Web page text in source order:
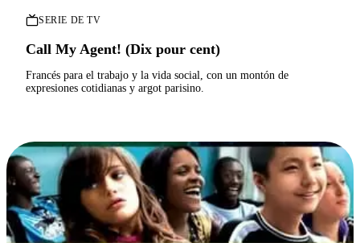
SERIE DE TV
Call My Agent! (Dix pour cent)
Francés para el trabajo y la vida social, con un montón de
expresiones cotidianas y argot parisino.